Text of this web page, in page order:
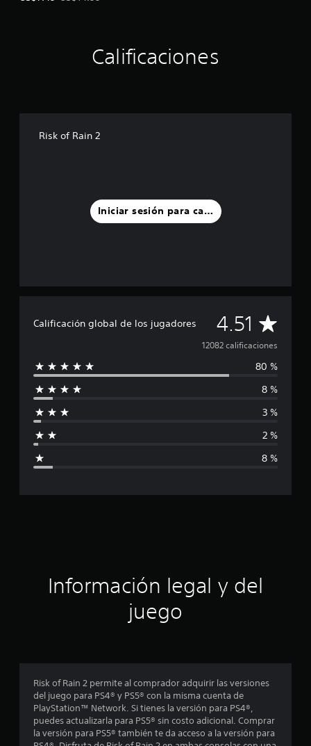
Calificaciones
Risk of Rain 2
Iniciar sesión para calificar
Calificación global de los jugadores 4.51 C
a
l
a
ó
o
m
e
12082 calificaciones
80 %
8 %
3 %
2 %
8 %
Información legal y del
juego
Risk of Rain 2 permite al comprador adquirir las versiones
del juego para PS4® y PS5® con la misma cuenta de
PlayStation™ Network. Si tienes la versión para PS4®,
puedes actualizarla para PS5® sin costo adicional. Comprar
la versión para PS5® también te da acceso a la versión para